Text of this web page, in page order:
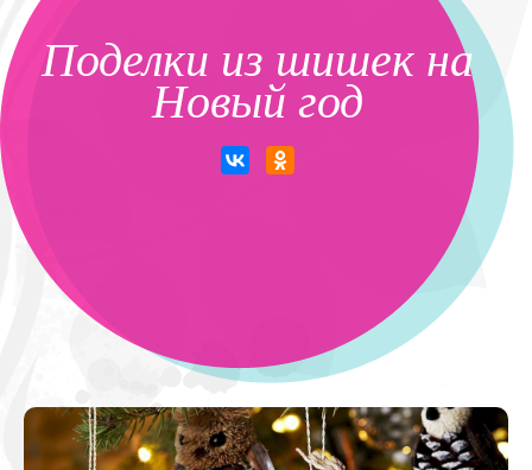
Поделки из шишек на
Новый год